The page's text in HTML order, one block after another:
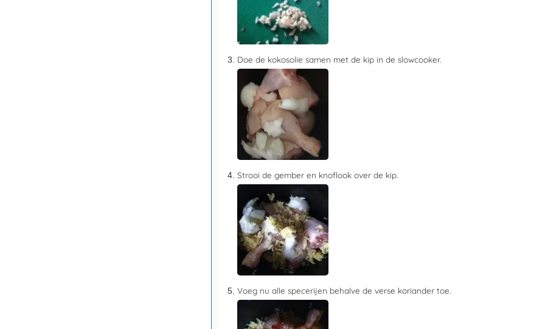
Doe de kokosolie samen met de kip in de slowcooker.
Strooi de gember en knoflook over de kip.
Voeg nu alle specerijen behalve de verse koriander toe.